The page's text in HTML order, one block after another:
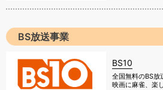
BS放送事業
BS10
全国無料のBS放
映画に麻雀、楽